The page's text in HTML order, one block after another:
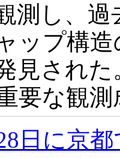
測し、
ップ構
見され
要な観測
日に京